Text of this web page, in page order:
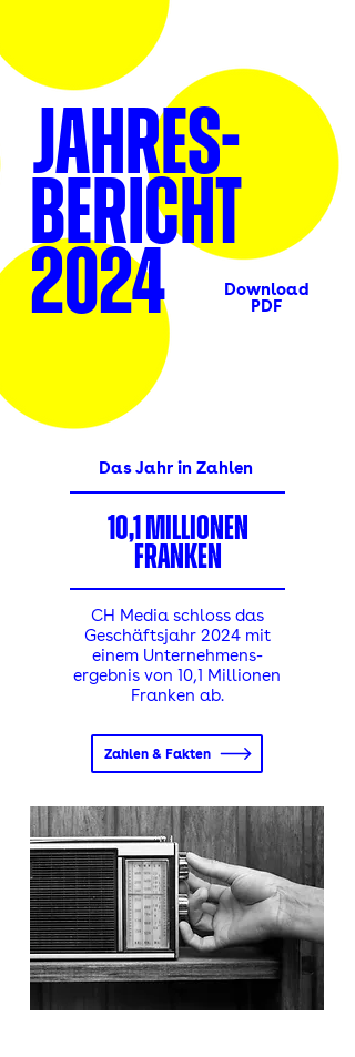
Download
PDF
JAHRES-
BERICHT
2024
Das Jahr in Zahlen
10,1 Millionen
franken
CH Media schloss das
Geschäftsjahr 2024 mit
einem Unternehmens-
ergebnis von 10,1 Millionen
Franken ab.
Zahlen & Fakten